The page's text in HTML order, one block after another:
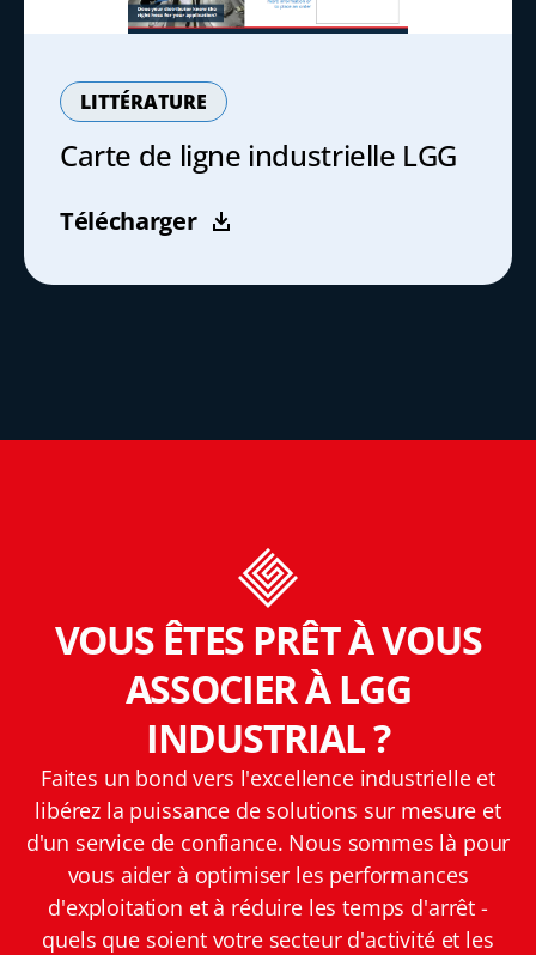
LITTÉRATURE
Carte de ligne industrielle LGG
Télécharger
VOUS ÊTES PRÊT À VOUS
ASSOCIER À LGG
INDUSTRIAL ?
Faites un bond vers l'excellence industrielle et
libérez la puissance de solutions sur mesure et
d'un service de confiance. Nous sommes là pour
vous aider à optimiser les performances
d'exploitation et à réduire les temps d'arrêt -
quels que soient votre secteur d'activité et les